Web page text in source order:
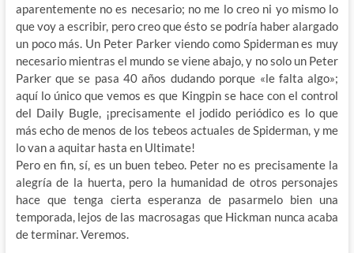
aparentemente no es necesario; no me lo creo ni yo mismo lo
que voy a escribir, pero creo que ésto se podría haber alargado
un poco más. Un Peter Parker viendo como Spiderman es muy
necesario mientras el mundo se viene abajo, y no solo un Peter
Parker que se pasa 40 años dudando porque «le falta algo»;
aquí lo único que vemos es que Kingpin se hace con el control
del Daily Bugle, ¡precisamente el jodido periódico es lo que
más echo de menos de los tebeos actuales de Spiderman, y me
lo van a aquitar hasta en Ultimate!
Pero en fin, sí, es un buen tebeo. Peter no es precisamente la
alegría de la huerta, pero la humanidad de otros personajes
hace que tenga cierta esperanza de pasarmelo bien una
temporada, lejos de las macrosagas que Hickman nunca acaba
de terminar. Veremos.